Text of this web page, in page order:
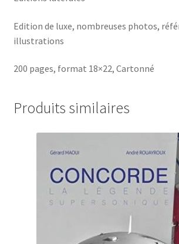
Edition de luxe, nombreuses photos,
illustrations
200 pages, format 18×22, Cartonné
Produits similaires